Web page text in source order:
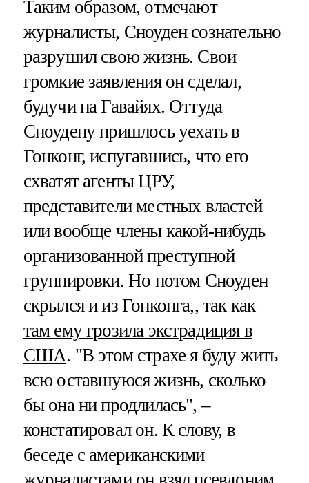
Таким образом, отмечают
журналисты, Сноуден сознательно
разрушил свою жизнь. Свои
громкие заявления он сделал,
будучи на Гавайях. Оттуда
Сноудену пришлось уехать в
Гонконг, испугавшись, что его
схватят агенты ЦРУ,
представители местных властей
или вообще члены какой-нибудь
организованной преступной
группировки. Но потом Сноуден
скрылся и из Гонконга,, так как
там ему грозила экстрадиция в
США. "В этом страхе я буду жить
всю оставшуюся жизнь, сколько
бы она ни продлилась", –
констатировал он. К слову, в
беседе с американскими